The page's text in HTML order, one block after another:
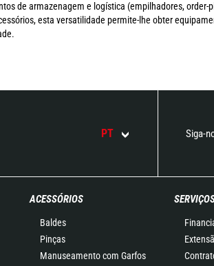
de armazenagem e logística (empilhadores, order-
esta versatilidade permite-lhe obter
PT Siga-
ACESSÓRIOS
Baldes
Pinças
Manuseamento com Garfos